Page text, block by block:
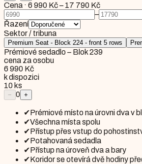
Cena · 6 990 Kč– 17 790 Kč
–
Řazení
Sektor / tribuna
Premium Seat - Block 224 - front 5 rows
Prémiové sedadlo – Blok 239
cena za osobu
6 990 Kč
k dispozici
10 ks
− 0 +
✔Prémiové místo na úrovni dva v
✔Všechna místa spolu
✔Přístup přes vstup do
✔Potahovaná sedadla
✔Přístup na úroveň dva a bary
✔Koridor se otevírá dvě hodiny